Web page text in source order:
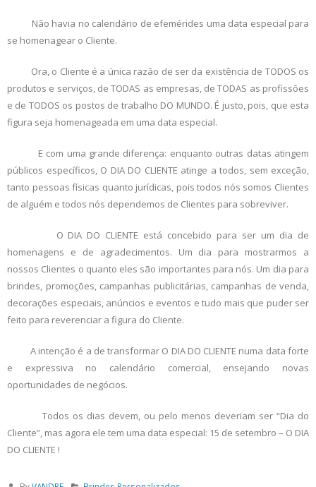
Não havia no calendário de efemérides uma data especial para
se homenagear o Cliente.
Ora, o Cliente é a única razão de ser da existência de TODOS os
produtos e serviços, de TODAS as empresas, de TODAS as profissões
e de TODOS os postos de trabalho DO MUNDO. É justo, pois, que esta
figura seja homenageada em uma data especial.
E com uma grande diferença: enquanto outras datas atingem
públicos específicos, O DIA DO CLIENTE atinge a todos, sem exceção,
tanto pessoas físicas quanto jurídicas, pois todos nós somos Clientes
de alguém e todos nós dependemos de Clientes para sobreviver.
O DIA DO CLIENTE está concebido para ser um dia de
homenagens e de agradecimentos. Um dia para mostrarmos a
nossos Clientes o quanto eles são importantes para nós. Um dia para
brindes, promoções, campanhas publicitárias, campanhas de venda,
decorações especiais, anúncios e eventos e tudo mais que puder ser
feito para reverenciar a figura do Cliente.
A intenção é a de transformar O DIA DO CLIENTE numa data forte
e expressiva no calendário comercial, ensejando novas
oportunidades de negócios.
Todos os dias devem, ou pelo menos deveriam ser “Dia do
Cliente”, mas agora ele tem uma data especial: 15 de setembro – O DIA
DO CLIENTE !